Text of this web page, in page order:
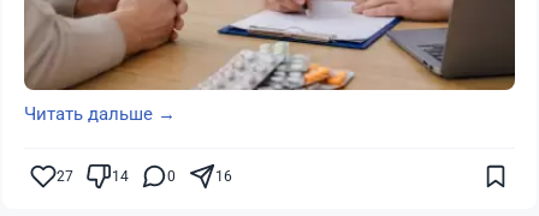
Читать дальше →
27 14 0 16